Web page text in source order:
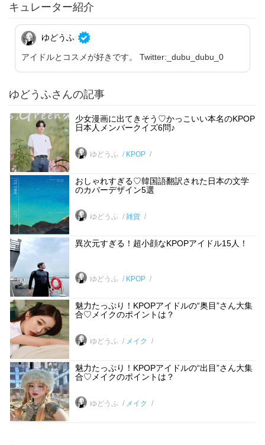
キュレーター紹介
ゆどうふ
アイドルとコスメが好きです。 Twitter:_dubu_dubu_0
ゆどうふさんの記事
少女漫画に出てきそう♡かっこいい本名のKPOP
日本人メンバークイズ6問♪
ゆどうふ KPOP
おしゃれすぎる♡韓国語翻訳された日本の文学
のカバーデザイン5選
ゆどうふ 雑貨
異次元すぎる！超小顔なKPOPアイドル15人！
ゆどうふ KPOP
魅力たっぷり！KPOPアイドルの“奥目”さん大集
合♡メイクのポイントは？
ゆどうふ メイク
魅力たっぷり！KPOPアイドルの“出目”さん大集
合♡メイクのポイントは？
ゆどうふ メイク